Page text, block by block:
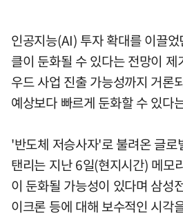
인공지능(AI) 투자 확대를 이끌
클이 둔화될 수 있다는 전망이
우드 사업 진출 가능성까지 거론
예상보다 빠르게 둔화할 수 있다
'반도체 저승사자'로 불려온 글
탠리는 지난 6일(현지시간) 메모
이 둔화될 가능성이 있다며 삼성
이크론 등에 대해 보수적인 시각